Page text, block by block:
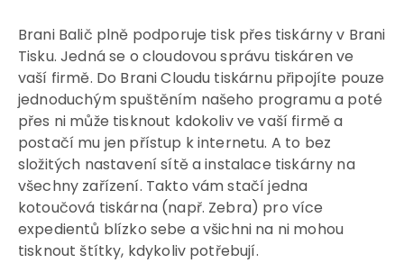
Brani Balič plně podporuje tisk přes tiskárny v Brani
Tisku. Jedná se o cloudovou správu tiskáren ve
vaší firmě. Do Brani Cloudu tiskárnu připojíte pouze
jednoduchým spuštěním našeho programu a poté
přes ni může tisknout kdokoliv ve vaší firmě a
postačí mu jen přístup k internetu. A to bez
složitých nastavení sítě a instalace tiskárny na
všechny zařízení. Takto vám stačí jedna
kotoučová tiskárna (např. Zebra) pro více
expedientů blízko sebe a všichni na ni mohou
tisknout štítky, kdykoliv potřebují.